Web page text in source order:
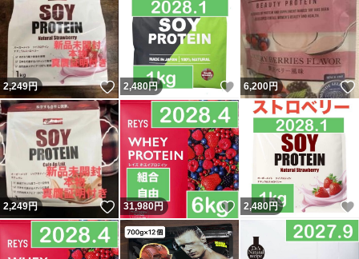
2,249円 いいね！
2,480円 いいね！
6,200円
2,249円 いいね！
31,980円 いいね！
2,480円